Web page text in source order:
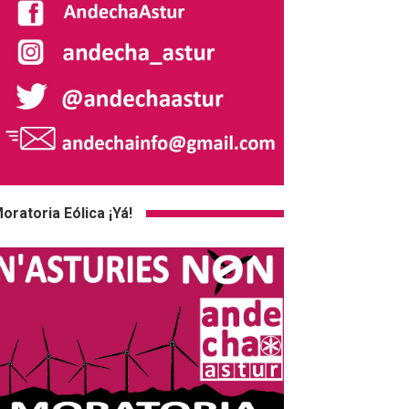
Eólica ¡Yá!